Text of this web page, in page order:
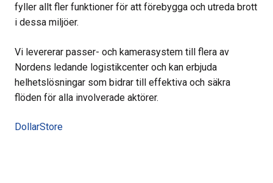
fyller allt fler funktioner för att förebygga och utreda brott
i dessa miljöer.
Vi levererar passer- och kamerasystem till flera av
Nordens ledande logistikcenter och kan erbjuda
helhetslösningar som bidrar till effektiva och säkra
flöden för alla involverade aktörer.
DollarStore